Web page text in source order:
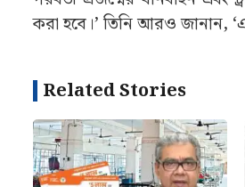
মাহিন্দ্রা প্রতি বছর কত
লক্ষ ট্রাক্টর উৎপাদনের
তৈরি করবে। মাহিন্দ্রা
ইউনিটের মাধ্যমে সংস্থাটি কৃষি
আরও পড়ুন:দ্বিগুণ মুনাফা